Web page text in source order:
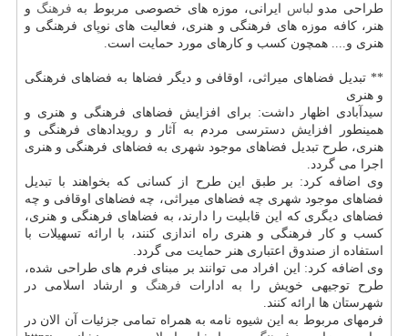
طراحی مدو لباس ایرانی، موزه های خصوصی مربوط به فرهنگ و
هنر، كافه موزه های فرهنگی و هنری، فعالیت های نوپای فرهنگی و
هنری و.... همچون كسب و كارهای مورد حمایت است.
** تبدیل فضاهای میراثی، اوقافی و دیگر فضاها به فضاهای فرهنگی
و هنری
سیدآبادی اظهار داشت: برای افزایش فضاهای فرهنگی و هنری و
همینطور افزایش دسترسی مردم به آثار و رویدادهای فرهنگی و
هنری، طرح تبدیل فضاهای موجود شهری به فضاهای فرهنگی و هنری
اجرا می گردد.
وی اضافه كرد: بر طبق این طرح از كسانی كه بخواهند با تبدیل
فضاهای موجود شهری چه فضاهای میراثی، چه فضاهای اوقافی و چه
فضاهای دیگری كه این قابلیت را دارند، به فضاهای فرهنگی و هنری،
كسب و كار فرهنگی و هنری راه اندازی كنند، با ارائه تسهیلات با
استفاده از صندوق اعتباری هنر حمایت می گردد.
وی اضافه كرد: این افراد می توانند بر مبنای فرم های طراحی شده،
طرح توجیهی خویش را به ادارات فرهنگ و ارشاد اسلامی در
شهرستان ها ارائه كنند.
فرمهای مربوط به این شیوه نامه به همراه تمامی جزئیات آن الان در